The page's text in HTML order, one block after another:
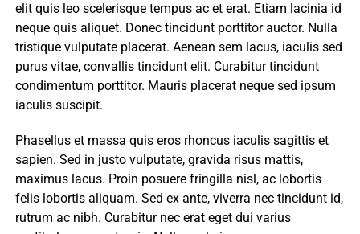
elit quis leo scelerisque tempus ac et erat. Etiam lacinia id
neque quis aliquet. Donec tincidunt porttitor auctor. Nulla
tristique vulputate placerat. Aenean sem lacus, iaculis sed
purus vitae, convallis tincidunt elit. Curabitur tincidunt
condimentum porttitor. Mauris placerat neque sed ipsum
iaculis suscipit.
Phasellus et massa quis eros rhoncus iaculis sagittis et
sapien. Sed in justo vulputate, gravida risus mattis,
maximus lacus. Proin posuere fringilla nisl, ac lobortis
felis lobortis aliquam. Sed ex ante, viverra nec tincidunt id,
rutrum ac nibh. Curabitur nec erat eget dui varius